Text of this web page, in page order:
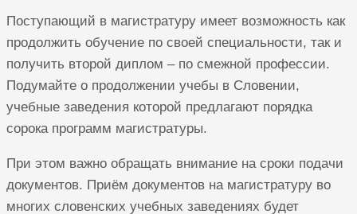
Поступающий в магистратуру имеет возможность как
продолжить обучение по своей специальности, так и
получить второй диплом – по смежной профессии.
Подумайте о продолжении учебы в Словении,
учебные заведения которой предлагают порядка
сорока программ магистратуры.
При этом важно обращать внимание на сроки подачи
документов. Приём документов на магистратуру во
многих словенских учебных заведениях будет